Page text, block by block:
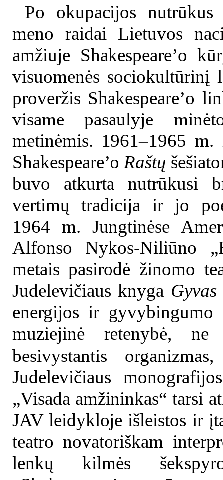
Po okupacijos nutrūkus
meno raidai Lietuvos
amžiuje Shakespeare’o
visuomenės sociokultūrinį
proveržis Shakespeare’o
visame pasaulyje
metinėmis. 1961–1965
Shakespeare’o Raštų
buvo atkurta nutrūkusi
vertimų tradicija ir jo
1964 m. Jungtinėse
Alfonso Nykos-Niliūno
metais pasirodė žinomo
Judelevičiaus knyga Gyvas
energijos ir
muziejinė retenybė,
besivystantis
Judelevičiaus
„Visada amžininkas“ tarsi
JAV leidykloje išleistos ir
teatro novatoriškam
lenkų kilmės